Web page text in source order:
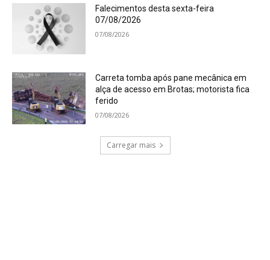
Falecimentos desta sexta-feira
07/08/2026
07/08/2026
Carreta tomba após pane mecânica em
alça de acesso em Brotas; motorista fica
ferido
07/08/2026
Carregar mais